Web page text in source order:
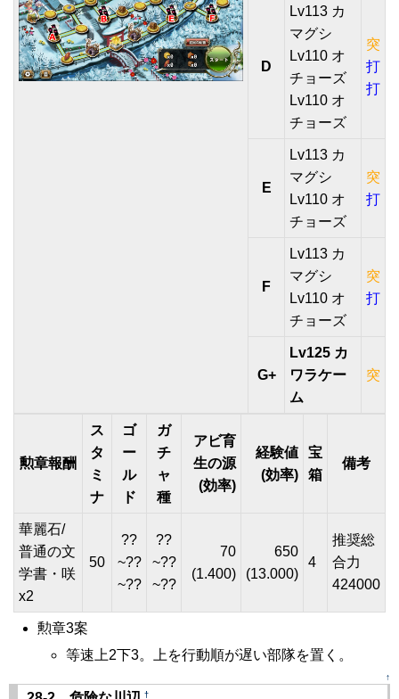
D
Lv113 カ
マグシ
Lv110 オ
チョーズ
Lv110 オ
チョーズ
突
打
打
E
Lv113 カ
マグシ
Lv110 オ
チョーズ
突
打
F
Lv113 カ
マグシ
Lv110 オ
チョーズ
突
打
G+
Lv125 カ
ワラケー
ム
突
勲章報酬
ス
タ
ミ
ナ
ゴ
ー
ル
ド
ガ
チ
ャ
種
アビ育
生の源
(効率)
経験値
(効率)
宝
箱
備考
華麗石/
普通の文
学書・咲
x2
50
??
~??
~??
??
~??
~??
70
(1.400)
650
(13.000)
4
推奨総
合力
424000
勲章3案
等速上2下3。上を行動順が遅い部隊を置く。
↑
†